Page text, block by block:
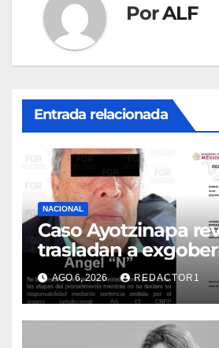
PorALF
Entrada relacionada
NACIONAL
Caso Ayotzinapa
trasladan a
Guerrero a prisión
AGO 6, 2026 REDACTOR1